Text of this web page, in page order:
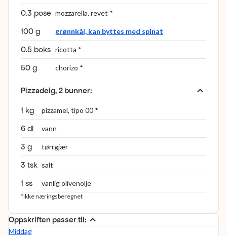
0.3 pose mozzarella, revet *
100 g grønnkål, kan byttes med spinat
0.5 boks ricotta *
50 g chorizo *
Pizzadeig, 2 bunner:
1 kg pizzamel, tipo 00 *
6 dl vann
3 g tørrgjær
3 tsk salt
1 ss vanlig olivenolje
*ikke næringsberegnet
Oppskriften passer til:
Middag